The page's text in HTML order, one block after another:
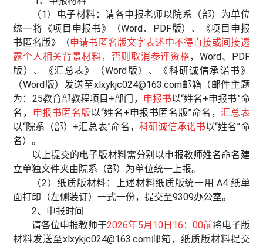
（1）电子材料：请各申报老师以院系（部）为单位
统一将《项目申报书》（Word、PDF版）、《项目申报
书匿名版》（申请书匿名版文字表述中不得直接或间接透
露个人相关背景材料，否则取消参评资格，Word、PDF
版）、《汇总表》（Word版）、《科研诚信承诺书》
（Word版）发送至xlxykjc024@163.com邮箱（邮件主题
为：25教育部教程项目+部门， 申报书以“姓名+申报书”命
名， 申报书匿名版以“姓名+申报书匿名版”命名， 汇总表
以“院系（部）+汇总表”命名，科研诚信承诺书以“姓名”命
名）。
以上提交的电子版材料需分别以申报教师姓名命名建
立单独文件夹由院系（部）为单位统一上报。
（2）纸质版材料：上述材料纸质版统一用 A4 纸单
面打印（左侧装订）一式一份，提交至9309办公室。
2、申报时间
请各位申报教师于2026年5月10日16：00前将电子版
材料发送至xlxykjc024@163.com邮箱，纸质版材料提交